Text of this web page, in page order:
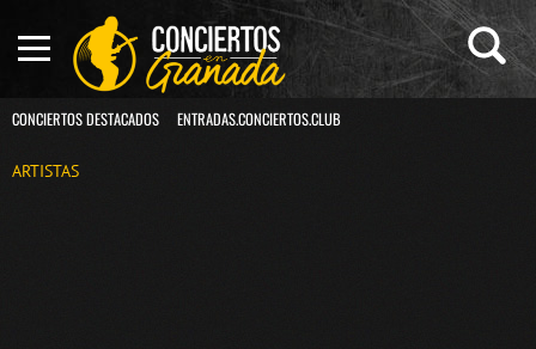
CONCIERTOS DESTACADOS ENTRADAS.CONCIERTOS.CLUB
ARTISTAS